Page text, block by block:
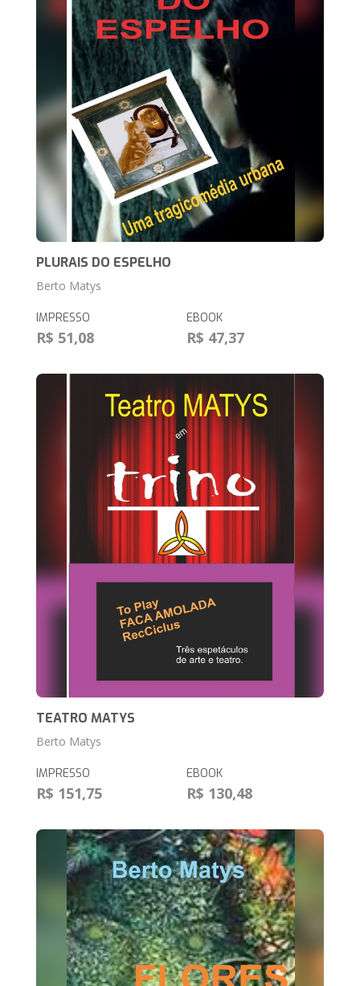
PLURAIS DO ESPELHO
Berto Matys
IMPRESSO
R$ 51,08
EBOOK
R$ 47,37
TEATRO MATYS
Berto Matys
IMPRESSO
R$ 151,75
EBOOK
R$ 130,48